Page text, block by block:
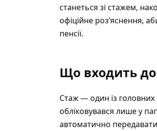
станеться зі стажем,
офіційне роз’яснення,
пенсії.
Що входить
Стаж — один із головних
обліковувався лише у
автоматично